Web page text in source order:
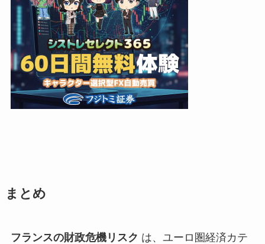
まとめ
フランスの財政危機リスク は、ユーロ圏経済カテ